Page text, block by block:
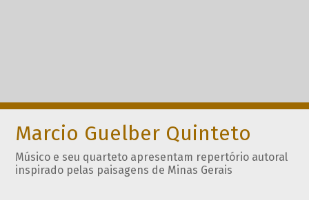
Marcio Guelber Quinteto
Músico e seu quarteto apresentam repertório autoral
inspirado pelas paisagens de Minas Gerais